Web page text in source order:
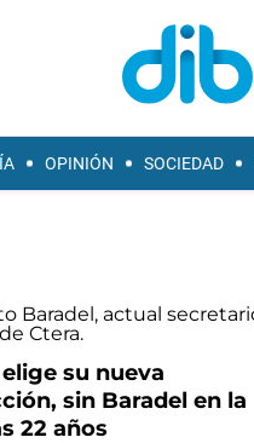
OPINIÓN SOCIEDAD
su nueva
sin Baradel en la
22 años